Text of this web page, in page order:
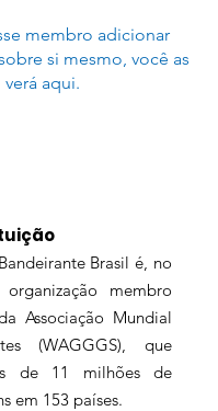
membro adicionar
si mesmo, você as
verá aqui.
Brasil é, no
membro
Associação Mundial
(WAGGGS), que
de 11 milhões de
em 153 países.